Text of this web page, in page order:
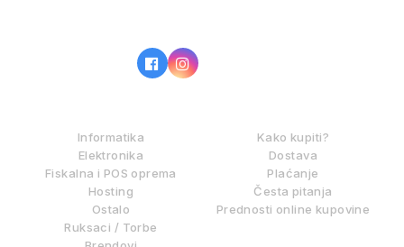
Informatika
Elektronika
Fiskalna i POS oprema
Hosting
Ostalo
Ruksaci / Torbe
Kako kupiti?
Dostava
Plaćanje
Česta pitanja
Prednosti online kupovine